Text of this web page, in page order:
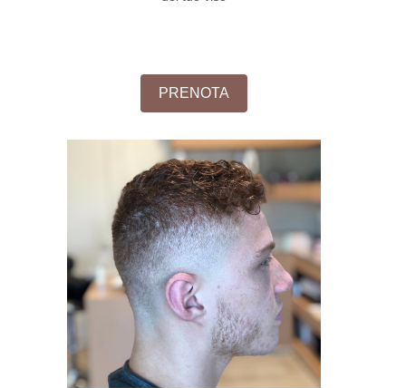
PRENOTA